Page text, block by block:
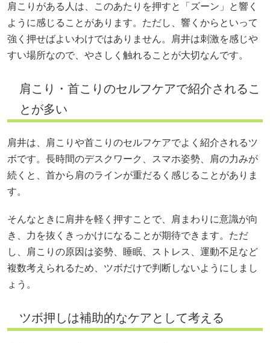
肩こりがある人は、このあたりを押すと「ズーン」と響く
ように感じることがあります。ただし、響くからといって
強く押せばよいわけではありません。肩井は刺激を感じや
すい場所なので、やさしく触れることが大切なんです。
肩こり・首こりのセルフケアで紹介されるこ
とが多い
肩井は、肩こりや首こりのセルフケアでよく紹介されるツ
ボです。長時間のデスクワーク、スマホ姿勢、肩の力みが
続くと、首から肩のラインが重だるく感じることがありま
す。
そんなときに肩井を軽く押すことで、肩まわりに意識が向
き、力を抜くきっかけになることが期待できます。ただ
し、肩こりの原因は姿勢、睡眠、ストレス、運動不足など
複数考えられるため、ツボだけで判断しないようにしまし
ょう。
ツボ押しは補助的なケアとして考える